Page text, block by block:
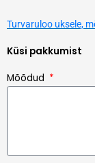
Turvaruloo uksele,
Küsi pakkumist
Mõõdud